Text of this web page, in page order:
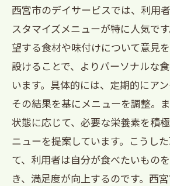
アレルギー対応と個別栄
健康維持をサポートする
食事が日常生活に与える
西宮市デイサービス特別食が
サポートする方法
日々の食事が健康に与え
医療と連携した健康サポ
季節の変化に対応した食事
特殊な食事ニーズへの対
西宮市のデイサービスでは、利用
スタマイズメニューが特に人気で
望する食材や味付けについて意見
設けることで、よりパーソナルな
います。具体的には、定期的にアン
その結果を基にメニューを調整。
状態に応じて、必要な栄養素を積
ニューを提案しています。こうし
て、利用者は自分が食べたいもの
き、満足度が向上するのです。西